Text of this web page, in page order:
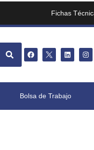
Fichas
Bolsa de Trabajo